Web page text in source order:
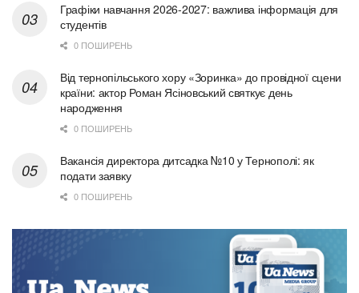
Графіки навчання 2026-2027: важлива інформація для
студентів
0 ПОШИРЕНЬ
Від тернопільського хору «Зоринка» до провідної сцени
країни: актор Роман Ясіновський святкує день
народження
0 ПОШИРЕНЬ
Вакансія директора дитсадка №10 у Тернополі: як
подати заявку
0 ПОШИРЕНЬ